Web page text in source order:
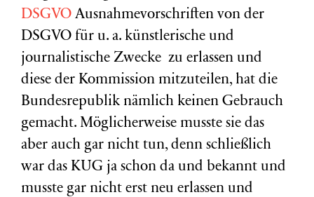
DSGVO Ausnahmevorschriften von der
DSGVO für u. a. künstlerische und
journalistische Zwecke zu erlassen und
diese der Kommission mitzuteilen, hat die
Bundesrepublik nämlich keinen Gebrauch
gemacht. Möglicherweise musste sie das
aber auch gar nicht tun, denn schließlich
war das KUG ja schon da und bekannt und
musste gar nicht erst neu erlassen und